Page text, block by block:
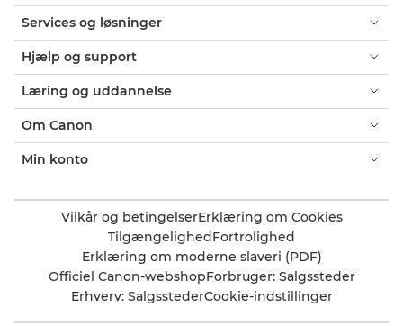
Services og løsninger
Hjælp og support
Læring og uddannelse
Om Canon
Min konto
Vilkår og betingelserErklæring om Cookies
TilgængelighedFortrolighed
Erklæring om moderne slaveri (PDF)
Officiel Canon-webshopForbruger: Salgssteder
Erhverv: SalgsstederCookie-indstillinger